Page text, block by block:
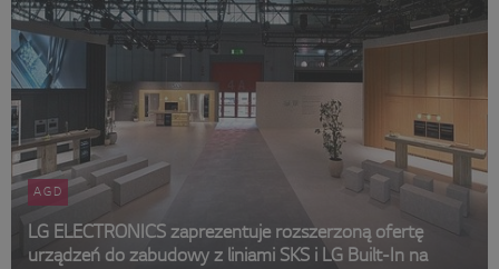
AGD
LG ELECTRONICS zaprezentuje rozszerzoną ofertę
urządzeń do zabudowy z liniami SKS i LG Built-In na